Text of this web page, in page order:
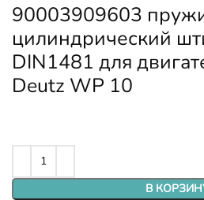
90003909603
цилиндрический
DIN1481 для
Deutz WP 10
В